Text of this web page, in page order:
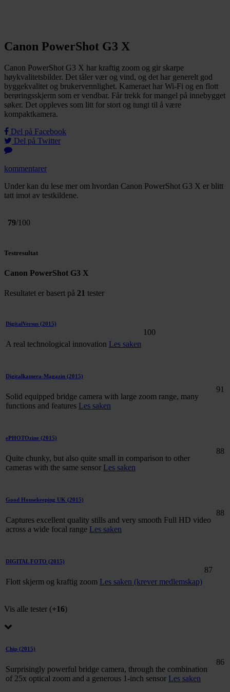
Canon PowerShot G3 X
Canon PowerShot G3 X har kraftig zoom og gir skarpe
høykvalitetsbilder. Det tåler vær og vind, og det har generelt god
byggekvalitet og brukervennlighet. Kameraet har Wi-Fi og en flott
berøringsskjerm som er vendbar. Får trekk for mangel på innebygget
søker. Det oppleves som litt for stort og tungt til å være
kompaktkamera.
Del på Facebook
Del på Twitter
kommentarer
Under kan du lese mer om hvordan Canon PowerShot G3 X er blitt
tatt imot av testkildene.
79/100
Testresultat
Canon PowerShot G3 X
Resultatet er basert på 21 tester
DigitalVersus (2015)
A real technological innovation Les saken
100
Digitalkamera-Magazin (2015)
Solid equipped bridge camera with large zoom range, many
functions and features Les saken
91
ePHOTOzine (2015)
Quite chunky, but also quite small in comparison to other
cameras with the same sensor Les saken
88
Good Housekeeping UK (2015)
Captures excellent quality stills and very smooth Full HD video
across a wide focal range Les saken
88
DIGITAL FOTO (2015)
Flott skjerm og kraftig zoom Les saken (krever medlemskap)
87
Vis alle tester (+16)
Chip (2015)
Surprisingly powerful bridge camera, through the combination
of 25x optical zoom and a generous 1-inch sensor Les saken
86